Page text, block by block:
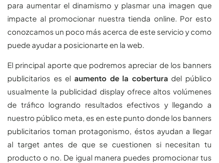
para aumentar el dinamismo y plasmar una imagen que
impacte al promocionar nuestra tienda online. Por esto
conozcamos un poco más acerca de este servicio y como
puede ayudar a posicionarte en la web.
El principal aporte que podremos apreciar de los banners
publicitarios es el aumento de la cobertura del público
usualmente la publicidad display ofrece altos volúmenes
de tráfico logrando resultados efectivos y llegando a
nuestro público meta, es en este punto donde los banners
publicitarios toman protagonismo, éstos ayudan a llegar
al target antes de que se cuestionen si necesitan tu
producto o no. De igual manera puedes promocionar tus